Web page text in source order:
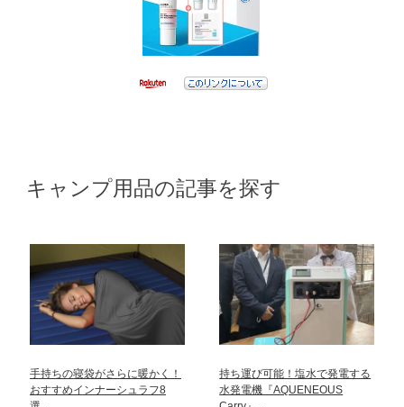
キャンプ用品の記事を探す
手持ちの寝袋がさらに暖かく！
おすすめインナーシュラフ8
持ち運び可能！塩水で発電する
水発電機『AQUENEOUS